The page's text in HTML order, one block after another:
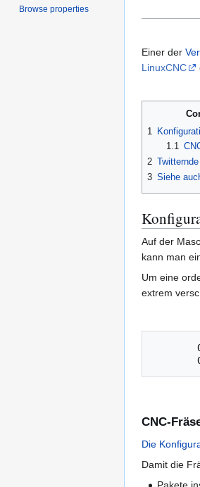
Einer der
LinuxCNC
1
1.1
2
3 Siehe
Auf der
kann man
Um eine
extrem
CNC-
Die
Damit die
Browse properties